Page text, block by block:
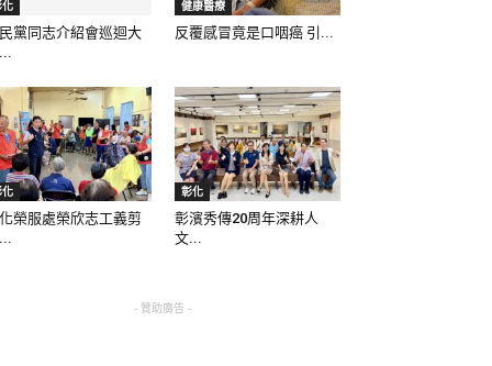
黨同志介紹會巡迴大
健康醫療
反覆感冒竟是口咽癌 引...
榮服處榮欣志工義剪
彰化
彰濱秀傳20周年深耕人
文...
- 贊助廣告 -